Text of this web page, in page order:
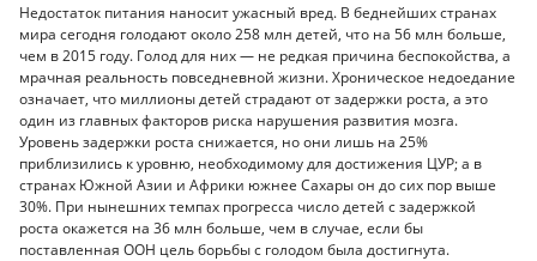
Недостаток питания наносит ужасный вред. В беднейших странах
мира сегодня голодают около 258 млн детей, что на 56 млн больше,
чем в 2015 году. Голод для них — не редкая причина беспокойства, а
мрачная реальность повседневной жизни. Хроническое недоедание
означает, что миллионы детей страдают от задержки роста, а это
один из главных факторов риска нарушения развития мозга.
Уровень задержки роста снижается, но они лишь на 25%
приблизились к уровню, необходимому для достижения ЦУР; а в
странах Южной Азии и Африки южнее Сахары он до сих пор выше
30%. При нынешних темпах прогресса число детей с задержкой
роста окажется на 36 млн больше, чем в случае, если бы
поставленная ООН цель борьбы с голодом была достигнута.